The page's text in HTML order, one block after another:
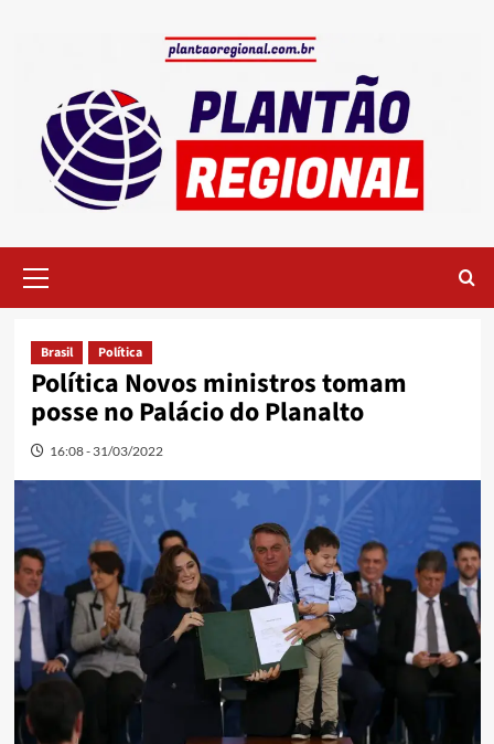
Menu
Brasil Política
Política Novos ministros tomam
posse no Palácio do Planalto
16:08 - 31/03/2022